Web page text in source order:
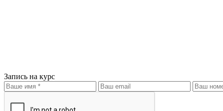
Запись на курс